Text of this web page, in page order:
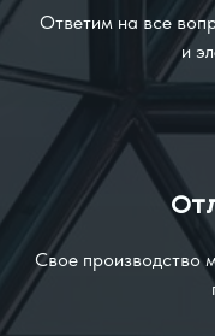
Ответим на все
и
Свое производство